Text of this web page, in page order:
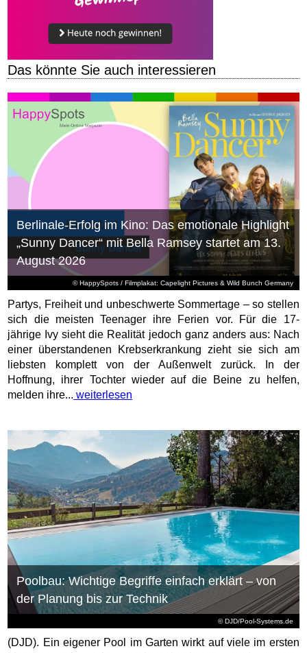
Das könnte Sie auch interessieren
© HappySpots / Filmplakat: Capelight Pictures & Wild Bunch Germany
Berlinale-Erfolg im Kino: Das emotionale Highlight
„Sunny Dancer“ mit Bella Ramsey startet am 13.
August 2026
Partys, Freiheit und unbeschwerte Sommertage – so stellen
sich die meisten Teenager ihre Ferien vor. Für die 17-
jährige Ivy sieht die Realität jedoch ganz anders aus: Nach
einer überstandenen Krebserkrankung zieht sie sich am
liebsten komplett von der Außenwelt zurück. In der
Hoffnung, ihrer Tochter wieder auf die Beine zu helfen,
melden ihre... weiterlesen
© DJD/Pool-Systems.de
Poolbau: Wichtige Begriffe einfach erklärt – von
der Planung bis zur Technik
(DJD). Ein eigener Pool im Garten wirkt auf viele im ersten